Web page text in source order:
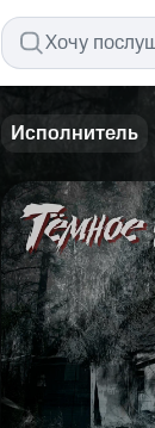
Исполнитель